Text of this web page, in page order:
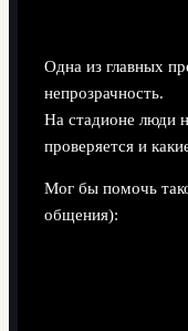
Одна из главных
непрозрачность.
На стадионе люди
проверяется и
Мог бы помочь
общения):